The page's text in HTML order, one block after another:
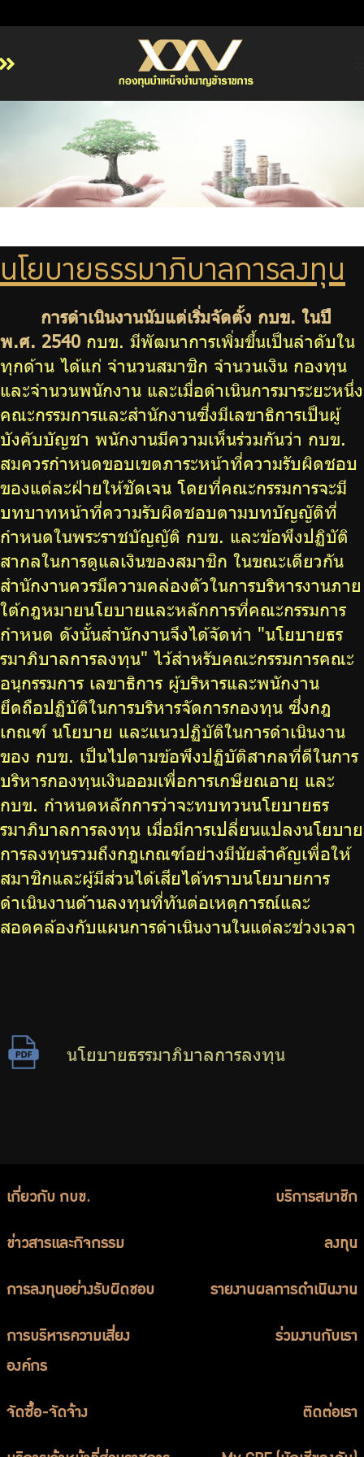
เกี่ยวกับ กบข.
ลงทุน
การบริหารความเสี่ยง
รายงานผลการดำเนินงาน
ข่าวสารและกิจกรรม
จัดซื้อจัดจ้าง
ร่วมงานกับเรา
ติดต่อเรา
ไทย | Eng
นโยบายธรรมาภิบาลการลงทุน
การดำเนินงานนับแต่เริ่มจัดตั้ง กบข. ในปี
พ.ศ. 2540 กบข. มีพัฒนาการเพิ่มขึ้นเป็นลำดับใน
ทุกด้าน ได้แก่ จำนวนสมาชิก จำนวนเงิน กองทุน
และจำนวนพนักงาน และเมื่อดำเนินการมาระยะหนึ่ง
คณะกรรมการและสำนักงานซึ่งมีเลขาธิการเป็นผู้
บังคับบัญชา พนักงานมีความเห็นร่วมกันว่า กบข.
สมควรกำหนดขอบเขตภาระหน้าที่ความรับผิดชอบ
ของแต่ละฝ่ายให้ชัดเจน โดยที่คณะกรรมการจะมี
บทบาทหน้าที่ความรับผิดชอบตามบทบัญญัติที่
กำหนดในพระราชบัญญัติ กบข. และข้อพึงปฏิบัติ
สากลในการดูแลเงินของสมาชิก ในขณะเดียวกัน
สำนักงานควรมีความคล่องตัวในการบริหารงานภาย
ใต้กฎหมายนโยบายและหลักการที่คณะกรรมการ
กำหนด ดังนั้นสำนักงานจึงได้จัดทำ "นโยบายธร
รมาภิบาลการลงทุน" ไว้สำหรับคณะกรรมการคณะ
อนุกรรมการ เลขาธิการ ผู้บริหารและพนักงาน
ยึดถือปฏิบัติในการบริหารจัดการกองทุน ซึ่งกฎ
เกณฑ์ นโยบาย และแนวปฏิบัติในการดำเนินงาน
ของ กบข. เป็นไปตามข้อพึงปฏิบัติสากลที่ดีในการ
บริหารกองทุนเงินออมเพื่อการเกษียณอายุ และ
กบข. กำหนดหลักการว่าจะทบทวนนโยบายธร
รมาภิบาลการลงทุน เมื่อมีการเปลี่ยนแปลงนโยบาย
การลงทุนรวมถึงกฎเกณฑ์อย่างมีนัยสำคัญเพื่อให้
สมาชิกและผู้มีส่วนได้เสียได้ทราบนโยบายการ
ดำเนินงานด้านลงทุนที่ทันต่อเหตุการณ์และ
สอดคล้องกับแผนการดำเนินงานในแต่ละช่วงเวลา
นโยบายธรรมาภิบาลการลงทุน
เกี่ยวกับ กบข. บริการสมาชิก
ข่าวสารและกิจกรรม ลงทุน
การลงทุนอย่างรับผิดชอบ รายงานผลการดำเนินงาน
การบริหารความเสี่ยง
องค์กร
ร่วมงานกับเรา
จัดซื้อ-จัดจ้าง ติดต่อเรา